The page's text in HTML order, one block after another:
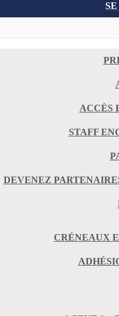
ACCÈS
STAFF
DEVENEZ
CRÉNEAUX